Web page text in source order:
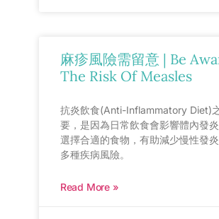
麻疹風險需留意 | Be
The Risk Of Measles
抗炎飲食(Anti-Inflammatory Diet)
要，是因為日常飲食會影響體內發炎
選擇合適的食物，有助減少慢性發
多種疾病風險。
Read More »